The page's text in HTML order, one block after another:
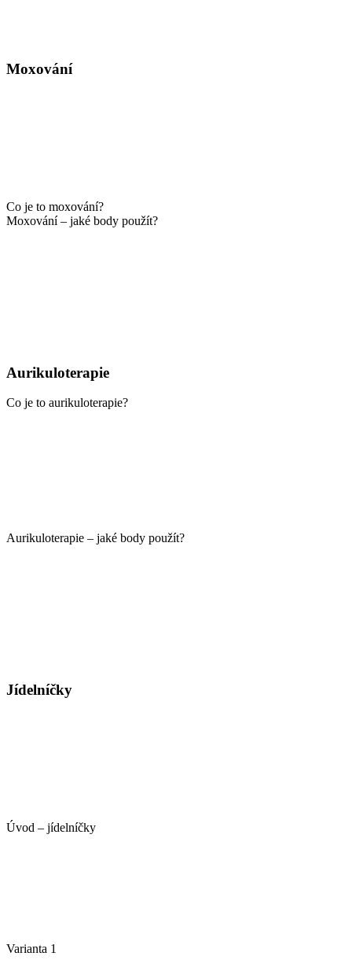
Moxování
Co je to moxování?
Moxování – jaké body použít?
Aurikuloterapie
Co je to aurikuloterapie?
Aurikuloterapie – jaké body použít?
Jídelníčky
Úvod – jídelníčky
Varianta 1